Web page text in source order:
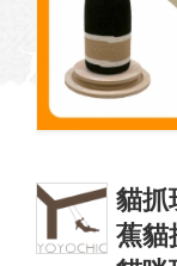
貓抓
蕉貓